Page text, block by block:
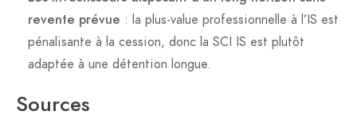
revente prévue : la plus-value professionnelle à l’IS est
pénalisante à la cession, donc la SCI IS est plutôt
adaptée à une détention longue.
Sources